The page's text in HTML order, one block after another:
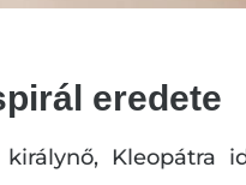
eredete
Kleopátra